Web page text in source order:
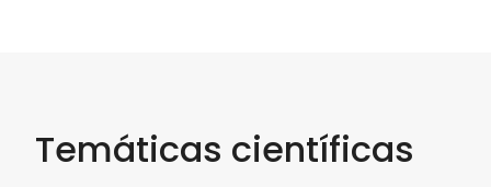
Temáticas científicas